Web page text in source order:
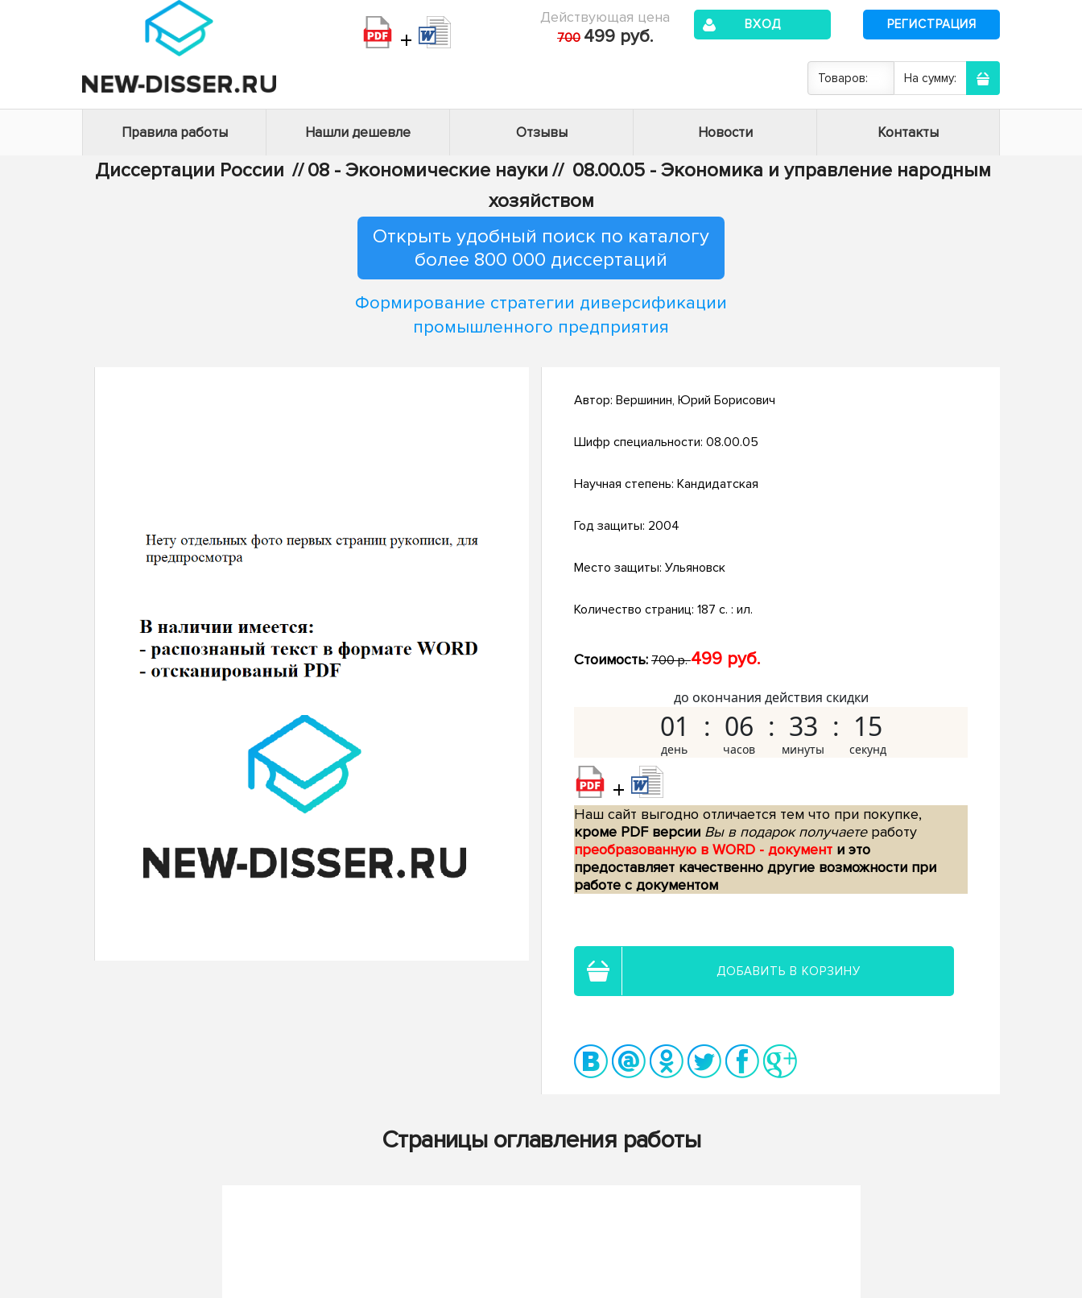
+
Действующая цена
700 499 руб.
ВХОД РЕГИСТРАЦИЯ
Товаров: На сумму:
Правила работы Нашли дешевле Отзывы Новости Контакты
Диссертации России // 08 - Экономические науки // 08.00.05 - Экономика и управление народным
хозяйством
Открыть удобный поиск по каталогу
более 800 000 диссертаций
Формирование стратегии диверсификации
промышленного предприятия
Автор: Вершинин, Юрий Борисович
Шифр специальности: 08.00.05
Научная степень: Кандидатская
Год защиты: 2004
Место защиты: Ульяновск
Количество страниц: 187 с. : ил.
Стоимость: 700 р.499 руб.
до окончания действия скидки
01 06 33 14
+
Наш сайт выгодно отличается тем что при покупке,
кроме PDF версии Вы в подарок получаетеработу
преобразованную в WORD - документ и это
предоставляет качественно другие возможности при
работе с документом
ДОБАВИТЬ В КОРЗИНУ
Страницы оглавления работы